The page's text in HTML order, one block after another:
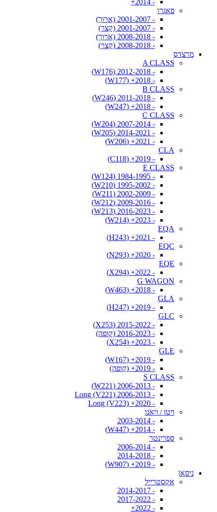
- 2014+
פאגרו
- 2001-2007 (ארוך)
- 2001-2007 (קצר)
- 2008-2018 (ארוך)
- 2008-2018 (קצר)
מרצדס
A CLASS
- 2012-2018 (W176)
- 2018+ (W177)
B CLASS
- 2011-2018 (W246)
- 2018+ (W247)
C CLASS
- 2007-2014 (W204)
- 2014-2021 (W205)
- 2021+ (W206)
CLA
- 2019+ (C118)
E CLASS
- 1984-1995 (W124)
- 1995-2002 (W210)
- 2002-2009 (W211)
- 2009-2016 (W212)
- 2016-2023 (W213)
- 2023+ (W214)
EQA
- 2021+ (H243)
EQC
- 2020+ (N293)
EQE
- 2022+ (X294)
G WAGON
- 2018+ (W463)
GLA
- 2019+ (H247)
GLC
- 2015-2022 (X253)
- 2016-2023 (קופה)
- 2023+ (X254)
GLE
- 2019+ (W167)
- 2019+ (קופה)
S CLASS
- 2006-2013 (W221)
- 2006-2013 Long (V221)
- 2020+ Long (V223)
ויטו / ויאנו
- 2003-2014
- 2014+ (W447)
ספרינטר
- 2006-2014
- 2014-2018
- 2019+ (W907)
ניסאן
אקסטרייל
- 2014-2017
- 2017-2022
- 2022+